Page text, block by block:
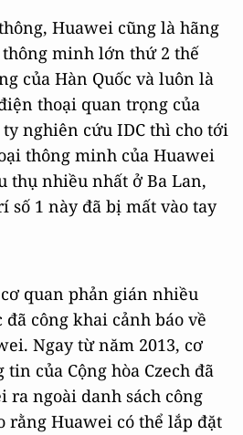
Huawei cũng là hãng
minh lớn thứ 2 thế
của Hàn Quốc và luôn là
thoại quan trọng của
nghiên cứu IDC thì cho tới
thông minh của Huawei
thụ nhiều nhất ở Ba Lan,
số 1 này đã bị mất vào tay
quan phản gián nhiều
công khai cảnh báo về
Ngay từ năm 2013, cơ
của Cộng hòa Czech đã
ra ngoài danh sách công
rằng Huawei có thể lắp đặt